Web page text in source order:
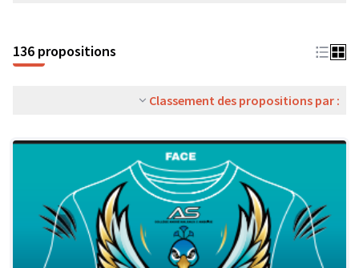
136 propositions
Classement des propositions par :